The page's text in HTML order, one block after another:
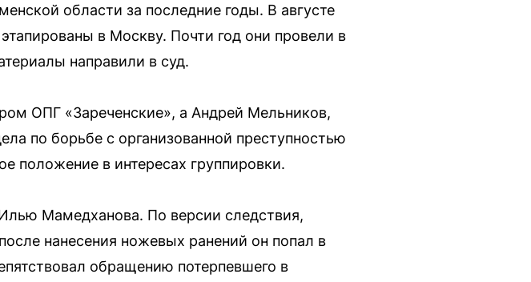
области за последние годы. В августе
в Москву. Почти год они провели в
направили в суд.
ОПГ «Зареченские», а Андрей Мельников,
по борьбе с организованной преступностью
положение в интересах группировки.
Мамедханова. По версии следствия,
нанесения ножевых ранений он попал в
обращению потерпевшего в